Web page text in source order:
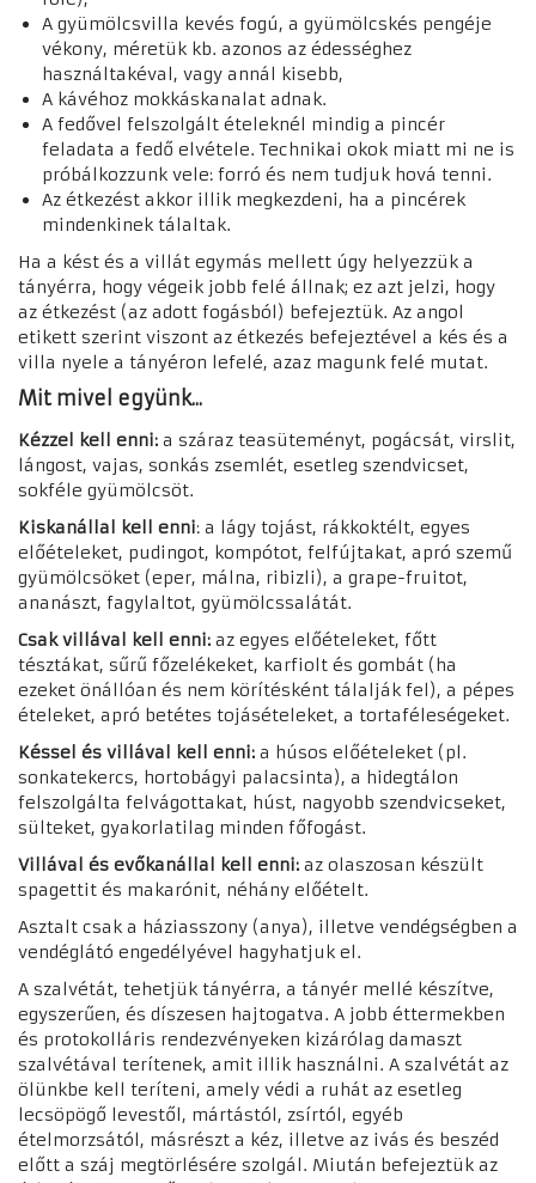
A gyümölcsvilla kevés fogú, a gyümölcskés pengéje
vékony, méretük kb. azonos az édességhez
használtakéval, vagy annál kisebb,
A kávéhoz mokkáskanalat adnak.
A fedővel felszolgált ételeknél mindig a pincér
feladata a fedő elvétele. Technikai okok miatt mi ne is
próbálkozzunk vele: forró és nem tudjuk hová tenni.
Az étkezést akkor illik megkezdeni, ha a pincérek
mindenkinek tálaltak.
Ha a kést és a villát egymás mellett úgy helyezzük a
tányérra, hogy végeik jobb felé állnak; ez azt jelzi, hogy
az étkezést (az adott fogásból) befejeztük. Az angol
etikett szerint viszont az étkezés befejeztével a kés és a
villa nyele a tányéron lefelé, azaz magunk felé mutat.
Mit mivel együnk...
Kézzel kell enni: a száraz teasüteményt, pogácsát, virslit,
lángost, vajas, sonkás zsemlét, esetleg szendvicset,
sokféle gyümölcsöt.
Kiskanállal kell enni: a lágy tojást, rákkoktélt, egyes
előételeket, pudingot, kompótot, felfújtakat, apró szemű
gyümölcsöket (eper, málna, ribizli), a grape-fruitot,
ananászt, fagylaltot, gyümölcssalátát.
Csak villával kell enni: az egyes előételeket, főtt
tésztákat, sűrű főzelékeket, karfiolt és gombát (ha
ezeket önállóan és nem körítésként tálalják fel), a pépes
ételeket, apró betétes tojásételeket, a tortaféleségeket.
Késsel és villával kell enni: a húsos előételeket (pl.
sonkatekercs, hortobágyi palacsinta), a hidegtálon
felszolgálta felvágottakat, húst, nagyobb szendvicseket,
sülteket, gyakorlatilag minden főfogást.
Villával és evőkanállal kell enni: az olaszosan készült
spagettit és makarónit, néhány előételt.
Asztalt csak a háziasszony (anya), illetve vendégségben a
vendéglátó engedélyével hagyhatjuk el.
A szalvétát, tehetjük tányérra, a tányér mellé készítve,
egyszerűen, és díszesen hajtogatva. A jobb éttermekben
és protokolláris rendezvényeken kizárólag damaszt
szalvétával terítenek, amit illik használni. A szalvétát az
ölünkbe kell teríteni, amely védi a ruhát az esetleg
lecsöpögő levestől, mártástól, zsírtól, egyéb
ételmorzsától, másrészt a kéz, illetve az ivás és beszéd
előtt a száj megtörlésére szolgál. Miután befejeztük az